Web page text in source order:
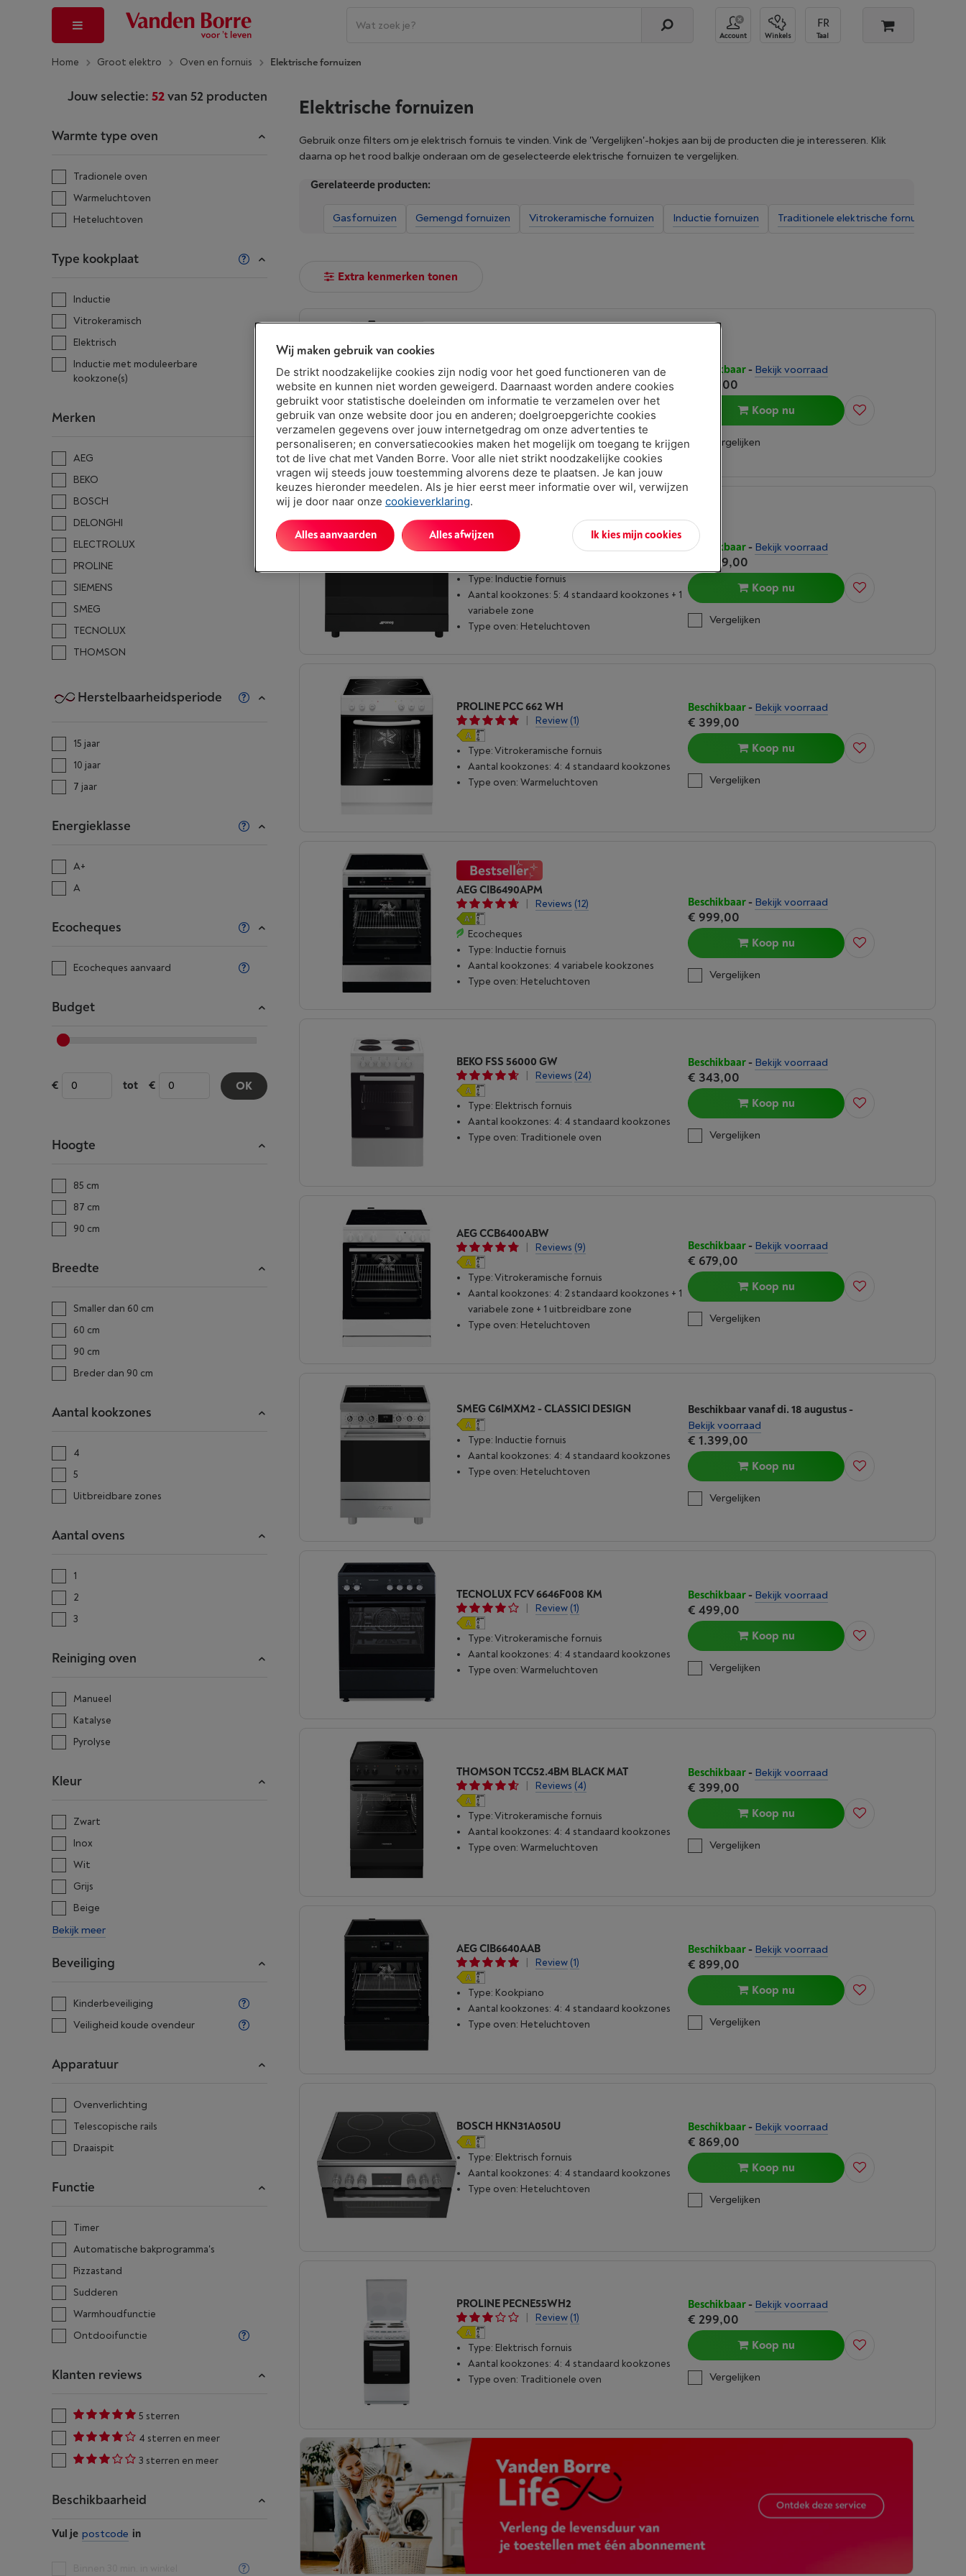
Account Winkels Taal
Home Groot elektro Oven en fornuis Elektrische fornuizen
Jouw selectie: 52van 52 producten
Warmte type oven
Tradionele oven
Warmeluchtoven
Heteluchtoven
Type kookplaat
Inductie
Vitrokeramisch
Elektrisch
Inductie met moduleerbare
kookzone(s)
Merken
AEG
BEKO
BOSCH
DELONGHI
ELECTROLUX
PROLINE
SIEMENS
SMEG
TECNOLUX
THOMSON
Herstelbaarheidsperiode
15 jaar
10 jaar
7 jaar
Energieklasse
A+
A
Ecocheques
Ecocheques aanvaard
Budget
tot OK
Hoogte
85 cm
87 cm
90 cm
Breedte
Smaller dan 60 cm
60 cm
90 cm
Breder dan 90 cm
Aantal kookzones
4
5
Uitbreidbare zones
Aantal ovens
1
2
3
Reiniging oven
Manueel
Katalyse
Pyrolyse
Kleur
Zwart
Inox
Wit
Grijs
Beige
Bekijk meer
Beveiliging
Kinderbeveiliging
Veiligheid koude ovendeur
Apparatuur
Ovenverlichting
Telescopische rails
Draaispit
Functie
Timer
Automatische bakprogramma's
Pizzastand
Sudderen
Warmhoudfunctie
Ontdooifunctie
Klanten reviews
5 sterren
4 sterren en meer
3 sterren en meer
Beschikbaarheid
Vul je postcode in
Elektrische fornuizen
Gebruik onze filters om je elektrisch fornuis te vinden. Vink de 'Vergelijken'-hokjes aan bij de producten die je interesseren. Klik
daarna op het rood balkje onderaan om de geselecteerde elektrische fornuizen te vergelijken.
Gerelateerde producten:
Gasfornuizen Gemengd fornuizen Vitrokeramische fornuizen Inductie fornuizen Traditionele elektrische fornuizen
Extra kenmerken tonen
|
Review(1)
Type: Vitrokeramische fornuis
Aantal kookzones: 4: 2 standaard kookzones + 2
variabele zones
Type oven: Heteluchtoven
Beschikbaar- Bekijk voorraad
€ 879,00
Koop nu
Vergelijken
SMEG C9IMN2 - CLASSICI DESIGN
(2)
Type: Inductie fornuis
Aantal kookzones: 5: 4 standaard kookzones + 1
variabele zone
Type oven: Heteluchtoven
Beschikbaar- Bekijk voorraad
€ 1.999,00
Koop nu
Vergelijken
PROLINE PCC 662 WH
Review (1)
Type: Vitrokeramische fornuis
Aantal kookzones: 4: 4 standaard kookzones
Type oven: Warmeluchtoven
Beschikbaar- Bekijk voorraad
€ 399,00
Koop nu
Vergelijken
AEG CIB6490APM
|
Reviews (12)
Ecocheques
Type: Inductie fornuis
Aantal kookzones: 4 variabele kookzones
Type oven: Heteluchtoven
Beschikbaar- Bekijk voorraad
€ 999,00
Koop nu
Vergelijken
BEKO FSS 56000 GW
|
Reviews (24)
Type: Elektrisch fornuis
Aantal kookzones: 4: 4 standaard kookzones
Type oven: Traditionele oven
Beschikbaar- Bekijk voorraad
€ 343,00
Koop nu
Vergelijken
AEG CCB6400ABW
|
Reviews (9)
Type: Vitrokeramische fornuis
Aantal kookzones: 4: 2 standaard kookzones + 1
variabele zone + 1 uitbreidbare zone
Type oven: Heteluchtoven
Beschikbaar- Bekijk voorraad
€ 679,00
Koop nu
Vergelijken
SMEG C6IMXM2 - CLASSICI DESIGN
Type: Inductie fornuis
Aantal kookzones: 4: 4 standaard kookzones
Type oven: Heteluchtoven
Beschikbaar vanaf di. 18 augustus-
Bekijk voorraad
€ 1.399,00
Koop nu
Vergelijken
TECNOLUX FCV 6646F008 KM
|
Review (1)
Type: Vitrokeramische fornuis
Aantal kookzones: 4: 4 standaard kookzones
Type oven: Warmeluchtoven
Beschikbaar- Bekijk voorraad
€ 499,00
Koop nu
Vergelijken
THOMSON TCC52.4BM BLACK MAT
|
Reviews (4)
Type: Vitrokeramische fornuis
Aantal kookzones: 4: 4 standaard kookzones
Type oven: Warmeluchtoven
Beschikbaar- Bekijk voorraad
€ 399,00
Koop nu
Vergelijken
AEG CIB6640AAB
Review (1)
Type: Kookpiano
Aantal kookzones: 4: 4 standaard kookzones
Type oven: Heteluchtoven
Beschikbaar- Bekijk voorraad
€ 899,00
Koop nu
Vergelijken
BOSCH HKN31A050U
Type: Elektrisch fornuis
Aantal kookzones: 4: 4 standaard kookzones
Type oven: Heteluchtoven
Beschikbaar- Bekijk voorraad
€ 869,00
Koop nu
Vergelijken
PROLINE PECNE55WH2
Review (1)
Type: Elektrisch fornuis
Aantal kookzones: 4: 4 standaard kookzones
Type oven: Traditionele oven
Beschikbaar- Bekijk voorraad
€ 299,00
Koop nu
Vergelijken
Wij maken gebruik van cookies
De strikt noodzakelijke cookies zijn nodig voor het goed functioneren van de
website en kunnen niet worden geweigerd. Daarnaast worden andere cookies
gebruikt voor statistische doeleinden om informatie te verzamelen over het
gebruik van onze website door jou en anderen; doelgroepgerichte cookies
verzamelen gegevens over jouw internetgedrag om onze advertenties te
personaliseren; en conversatiecookies maken het mogelijk om toegang te krijgen
tot de live chat met Vanden Borre. Voor alle niet strikt noodzakelijke cookies
vragen wij steeds jouw toestemming alvorens deze te plaatsen. Je kan jouw
keuzes hieronder meedelen. Als je hier eerst meer informatie over wil, verwijzen
wij je door naar onze cookieverklaring.
Ik kies mijn cookies
Alles afwijzen
Alles aanvaarden